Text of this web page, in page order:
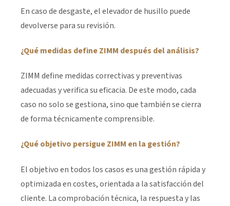
En caso de desgaste, el elevador de husillo puede
devolverse para su revisión.
¿Qué medidas define ZIMM después del análisis?
ZIMM define medidas correctivas y preventivas
adecuadas y verifica su eficacia. De este modo, cada
caso no solo se gestiona, sino que también se cierra
de forma técnicamente comprensible.
¿Qué objetivo persigue ZIMM en la gestión?
El objetivo en todos los casos es una gestión rápida y
optimizada en costes, orientada a la satisfacción del
cliente. La comprobación técnica, la respuesta y las